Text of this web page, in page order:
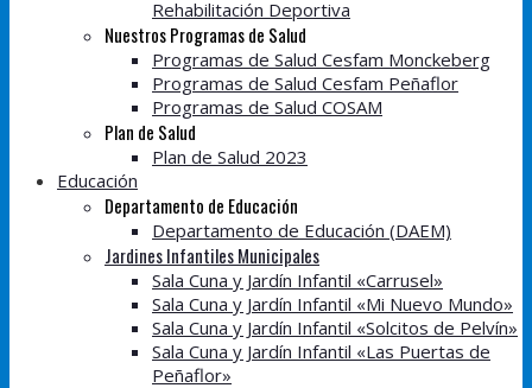
Rehabilitación Deportiva
Nuestros Programas de Salud
Programas de Salud Cesfam Monckeberg
Programas de Salud Cesfam Peñaflor
Programas de Salud COSAM
Plan de Salud
Plan de Salud 2023
Educación
Departamento de Educación
Departamento de Educación (DAEM)
Jardines Infantiles Municipales
Sala Cuna y Jardín Infantil «Carrusel»
Sala Cuna y Jardín Infantil «Mi Nuevo Mundo»
Sala Cuna y Jardín Infantil «Solcitos de Pelvín»
Sala Cuna y Jardín Infantil «Las Puertas de
Peñaflor»